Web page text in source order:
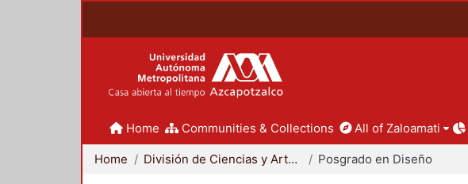
Home Communities & Collections All of Zaloamati
Home División de Ciencias y Artes para el Diseño Posgrado en Diseño